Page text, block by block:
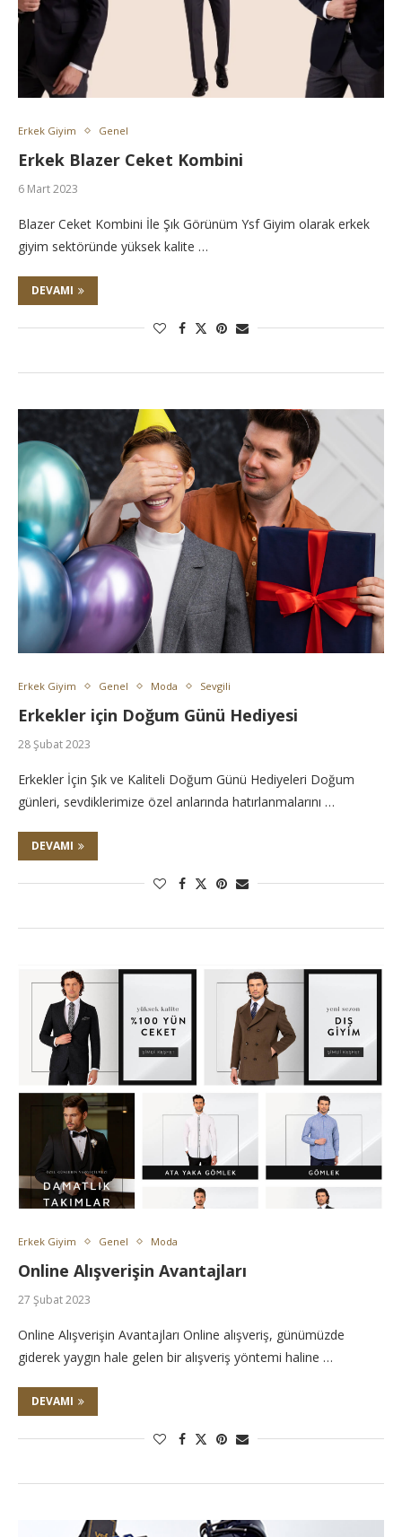
Erkek Giyim Genel
Erkek Blazer Ceket Kombini
6 Mart 2023
Blazer Ceket Kombini İle Şık Görünüm Ysf Giyim olarak erkek
giyim sektöründe yüksek kalite …
DEVAMI
Erkek Giyim Genel Moda Sevgili
Erkekler için Doğum Günü Hediyesi
28 Şubat 2023
Erkekler İçin Şık ve Kaliteli Doğum Günü Hediyeleri Doğum
günleri, sevdiklerimize özel anlarında hatırlanmalarını …
DEVAMI
Erkek Giyim Genel Moda
Online Alışverişin Avantajları
27 Şubat 2023
Online Alışverişin Avantajları Online alışveriş, günümüzde
giderek yaygın hale gelen bir alışveriş yöntemi haline …
DEVAMI